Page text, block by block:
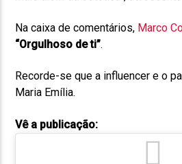
Na caixa de comentários, Marco
“Orgulhoso de ti”.
Recorde-se que a influencer e o
Maria Emília.
Vê a publicação: